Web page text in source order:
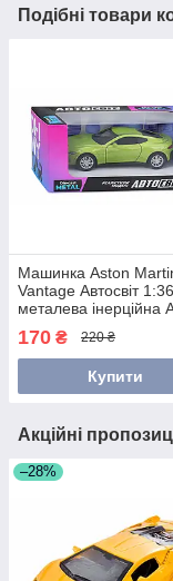
Подібні товари
Машинка Aston
Vantage Автосвіт 1:36
металева інерційна
170 ₴ 220 ₴
Купити
Акційні
–28%